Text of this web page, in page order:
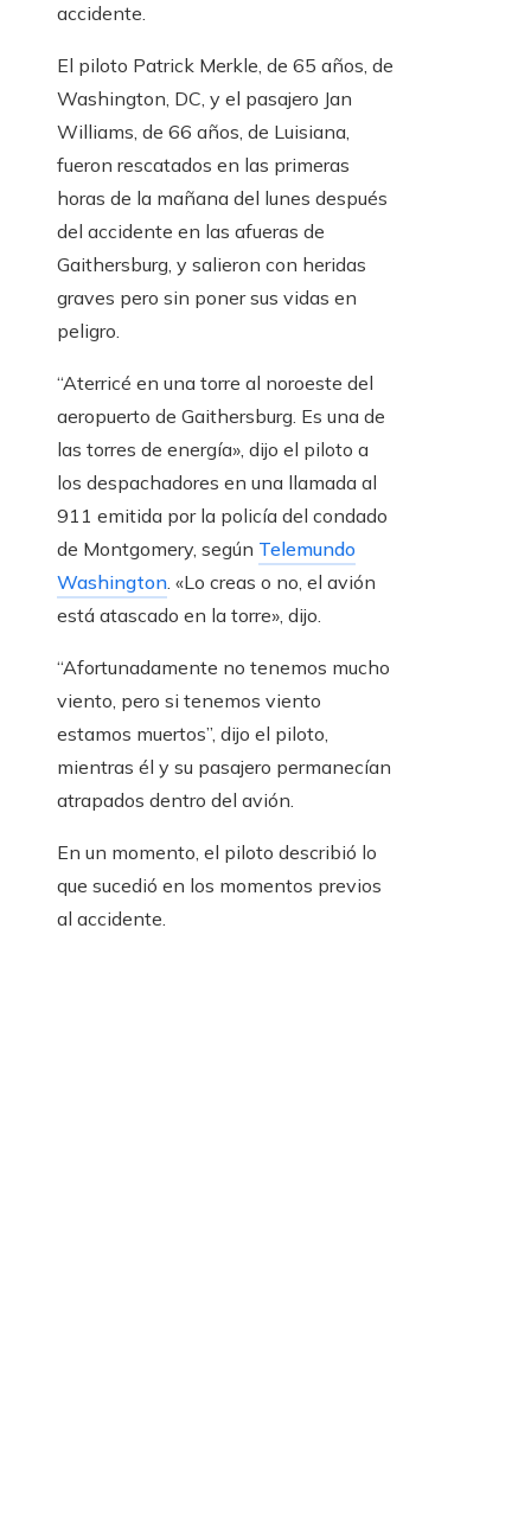
accidente.
El piloto Patrick Merkle, de 65 años, de
Washington, DC, y el pasajero Jan
Williams, de 66 años, de Luisiana,
fueron rescatados en las primeras
horas de la mañana del lunes después
del accidente en las afueras de
Gaithersburg, y salieron con heridas
graves pero sin poner sus vidas en
peligro.
“Aterricé en una torre al noroeste del
aeropuerto de Gaithersburg. Es una de
las torres de energía», dijo el piloto a
los despachadores en una llamada al
911 emitida por la policía del condado
de Montgomery, según Telemundo
Washington. «Lo creas o no, el avión
está atascado en la torre», dijo.
“Afortunadamente no tenemos mucho
viento, pero si tenemos viento
estamos muertos”, dijo el piloto,
mientras él y su pasajero permanecían
atrapados dentro del avión.
En un momento, el piloto describió lo
que sucedió en los momentos previos
al accidente.